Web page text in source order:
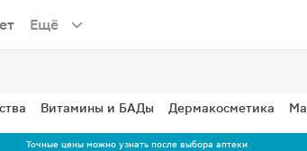
Ещё
Витамины и БАДы Дермакосметика
Точные цены можно узнать после выбора аптеки